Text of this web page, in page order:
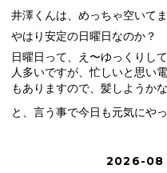
井澤くんは、めっちゃ空いてま
やはり安定の日曜日なのか？
日曜日って、え〜ゆっくりし
人多いですが、忙しいと思い
もありますので、髪しようか
と、言う事で今日も元気にやっ
2026-08